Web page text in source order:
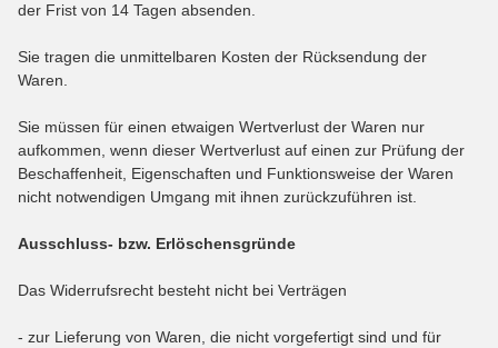
der Frist von 14 Tagen absenden.
Sie tragen die unmittelbaren Kosten der Rücksendung der
Waren.
Sie müssen für einen etwaigen Wertverlust der Waren nur
aufkommen, wenn dieser Wertverlust auf einen zur Prüfung der
Beschaffenheit, Eigenschaften und Funktionsweise der Waren
nicht notwendigen Umgang mit ihnen zurückzuführen ist.
Ausschluss- bzw. Erlöschensgründe
Das Widerrufsrecht besteht nicht bei Verträgen
- zur Lieferung von Waren, die nicht vorgefertigt sind und für